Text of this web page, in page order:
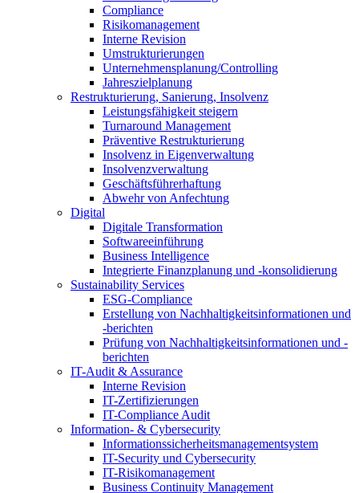
Compliance
Risikomanagement
Interne Revision
Umstrukturierungen
Unternehmensplanung/Controlling
Jahreszielplanung
Restrukturierung, Sanierung, Insolvenz
Leistungsfähigkeit steigern
Turnaround Management
Präventive Restrukturierung
Insolvenz in Eigenverwaltung
Insolvenzverwaltung
Geschäftsführerhaftung
Abwehr von Anfechtung
Digital
Digitale Transformation
Softwareeinführung
Business Intelligence
Integrierte Finanzplanung und -konsolidierung
Sustainability Services
ESG-Compliance
Erstellung von Nachhaltigkeitsinformationen und
-berichten
Prüfung von Nachhaltigkeitsinformationen und -
berichten
IT-Audit & Assurance
Interne Revision
IT-Zertifizierungen
IT-Compliance Audit
Information- & Cybersecurity
Informationssicherheitsmanagementsystem
IT-Security und Cybersecurity
IT-Risikomanagement
Business Continuity Management